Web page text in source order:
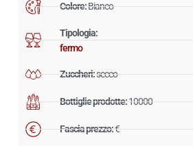
Colore:Bianco
Tipologia:
fermo
Zuccheri:secco
Bottiglie prodotte:10000
Fascia prezzo:€